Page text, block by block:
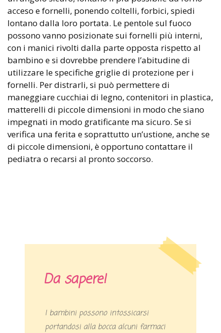
acceso e fornelli, ponendo coltelli, forbici, spiedi
lontano dalla loro portata. Le pentole sul fuoco
possono vanno posizionate sui fornelli più interni,
con i manici rivolti dalla parte opposta rispetto al
bambino e si dovrebbe prendere l’abitudine di
utilizzare le specifiche griglie di protezione per i
fornelli. Per distrarli, si può permettere di
maneggiare cucchiai di legno, contenitori in plastica,
matterelli di piccole dimensioni in modo che siano
impegnati in modo gratificante ma sicuro. Se si
verifica una ferita e soprattutto un’ustione, anche se
di piccole dimensioni, è opportuno contattare il
pediatra o recarsi al pronto soccorso.
Da sapere!
I bambini possono intossicarsi
portandosi alla bocca alcuni farmaci